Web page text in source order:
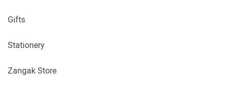
Gifts
Stationery
Zangak Store